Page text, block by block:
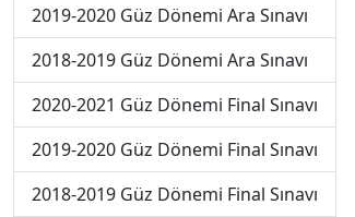
2019-2020 Güz Dönemi Ara Sınavı
2018-2019 Güz Dönemi Ara Sınavı
2020-2021 Güz Dönemi Final Sınavı
2019-2020 Güz Dönemi Final Sınavı
2018-2019 Güz Dönemi Final Sınavı